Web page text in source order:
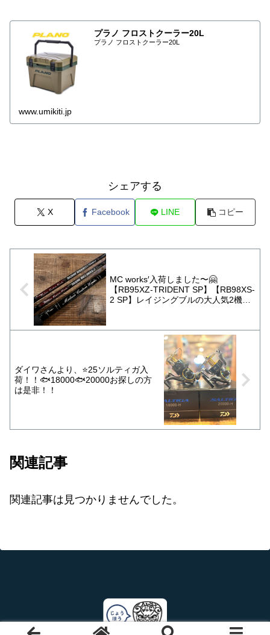
プラノ フロストクーラー20L
プラノ フロストクーラー20L
www.umikiti.jp
シェアする
X Facebook LINE コピー
MC works′入荷しました〜🤗
【RB95XZ-TRIDENT SP】【RB98XS-
2 SP】レイジングブルの大人気2機種
ダイワさんより、⭐️25ソルティガ入
荷！！🐟18000🐟20000お探しの方
は是非！！
関連記事
関連記事は見つかりませんでした。